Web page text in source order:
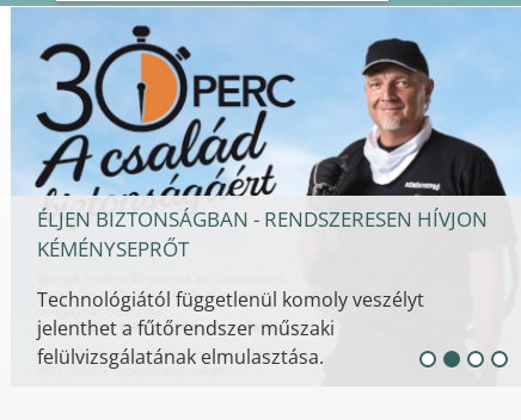
ÉLJEN BIZTONSÁGBAN - RENDSZERESEN HÍVJON
KÉMÉNYSEPRŐT
Technológiától függetlenül komoly veszélyt
jelenthet a fűtőrendszer műszaki
felülvizsgálatának elmulasztása.